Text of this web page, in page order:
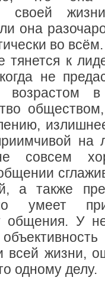
своей
она
во всём.
к
не
возрастом
на
не совсем
а также
общения. У
всей жизни,
одному делу.